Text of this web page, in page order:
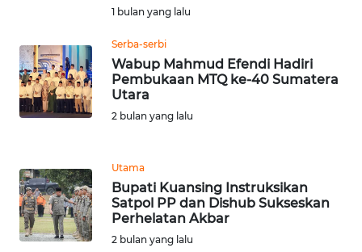
1 bulan yang lalu
Serba-serbi
Wabup Mahmud Efendi Hadiri
Pembukaan MTQ ke-40 Sumatera
Utara
2 bulan yang lalu
Utama
Bupati Kuansing Instruksikan
Satpol PP dan Dishub Sukseskan
Perhelatan Akbar
2 bulan yang lalu
MEDIA
SIBER
REDAKSI
DISCLAIMER
Wahana